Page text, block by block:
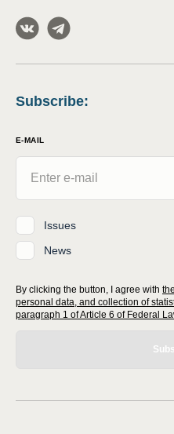
Subscribe:
E-MAIL
Issues
News
By clicking the button, I agree with
personal data, and collection of
paragraph 1 of Article 6 of Federal